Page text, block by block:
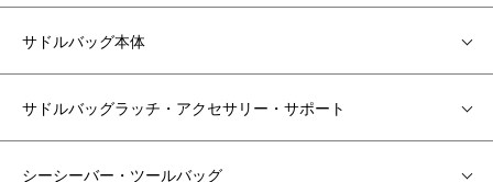
サドルバッグ本体
サドルバッグラッチ・アクセサリー・サポート
シーシーバー・ツールバッグ